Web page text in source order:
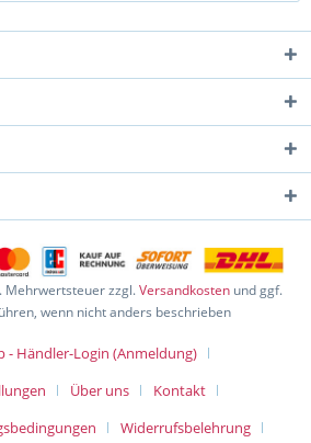
Mehrwertsteuer zzgl.Versandkosten und ggf.
wenn nicht anders beschrieben
- Händler-Login (Anmeldung)
Über uns
Kontakt
Widerrufsbelehrung